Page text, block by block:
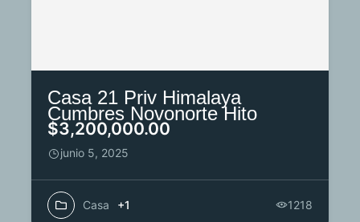
Casa 21 Priv Himalaya
Cumbres Novonorte Hito
$3,200,000.00
junio 5, 2025
Casa +1 1218